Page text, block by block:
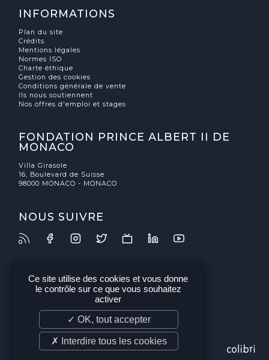
INFORMATIONS
Plan du site
Crédits
Mentions légales
Normes ISO
Charte éthique
Gestion des cookies
Conditions générale de vente
Ils nous soutiennent
Nos offres d'emploi et stages
FONDATION PRINCE ALBERT II DE
MONACO
Villa Girasole
16, Boulevard de Suisse
98000 MONACO - MONACO
NOUS SUIVRE
Ce site utilise des cookies et vous donne
le contrôle sur ce que vous souhaitez
activer
✓ OK, tout accepter
✗ Interdire tous les cookies